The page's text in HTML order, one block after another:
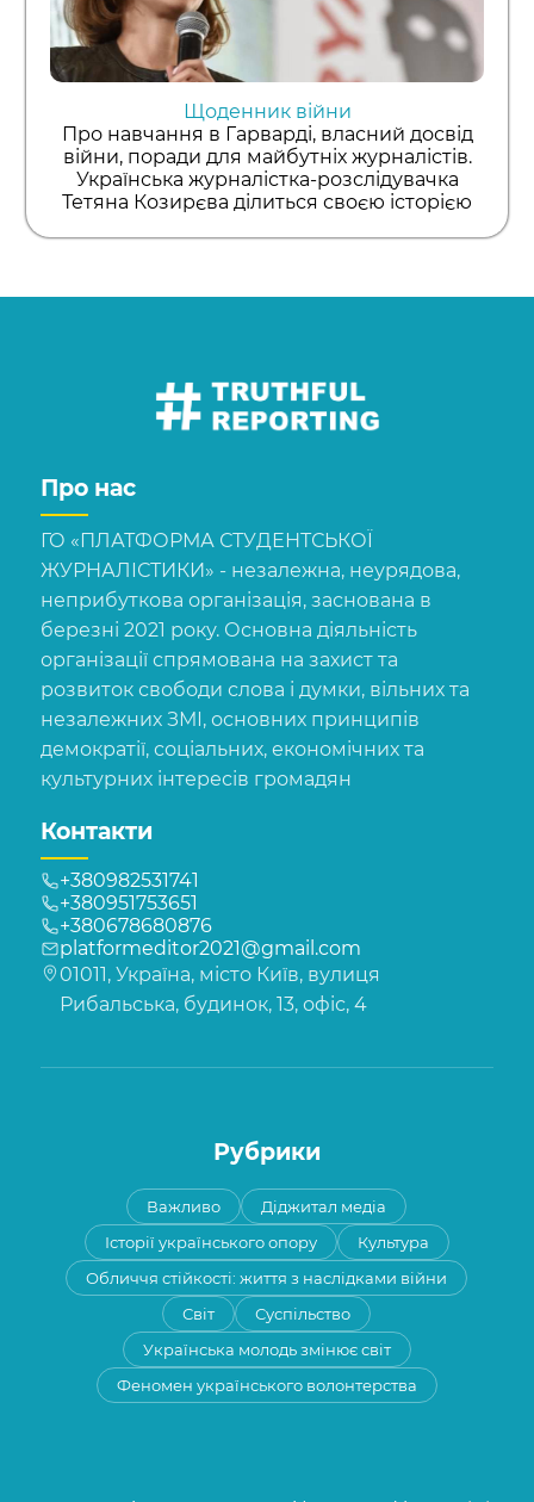
Щоденник війни
Про навчання в Гарварді, власний досвід
війни, поради для майбутніх журналістів.
Українська журналістка-розслідувачка
Тетяна Козирєва ділиться своєю історією
Про нас
ГО «ПЛАТФОРМА СТУДЕНТСЬКОЇ
ЖУРНАЛІСТИКИ» - незалежна, неурядова,
неприбуткова організація, заснована в
березні 2021 року. Основна діяльність
організації спрямована на захист та
розвиток свободи слова і думки, вільних та
незалежних ЗМІ, основних принципів
демократії, соціальних, економічних та
культурних інтересів громадян
Контакти
+380982531741
+380951753651
+380678680876
platformeditor2021@gmail.com
01011, Україна, місто Київ, вулиця
Рибальська, будинок, 13, офіс, 4
Рубрики
Важливо
Діджитал медіа
Історії українського опору
Культура
Обличчя стійкості: життя з наслідками війни
Світ
Суспільство
Українська молодь змінює світ
Феномен українського волонтерства